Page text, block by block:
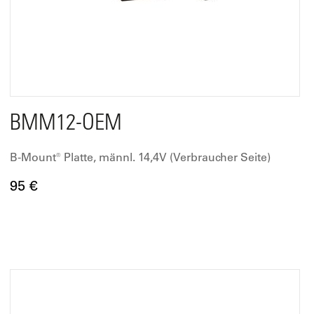
BMM12-OEM
B-Mount® Platte, männl. 14,4V (Verbraucher Seite)
95 €